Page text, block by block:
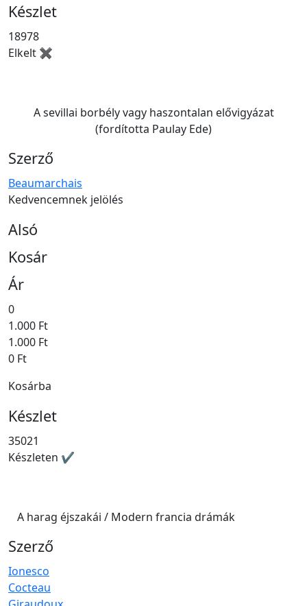
Készlet
18978
Elkelt ✖
A sevillai borbély vagy haszontalan elővigyázat
(fordította Paulay Ede)
Szerző
Beaumarchais
Kedvencemnek jelölés
Alsó
Kosár
Ár
0
1.000 Ft
1.000 Ft
0 Ft
Kosárba
Készlet
35021
Készleten ✔
A harag éjszakái / Modern francia drámák
Szerző
Ionesco
Cocteau